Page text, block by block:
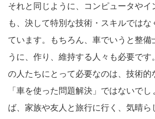
それと同じように、コンピュータやイ
も、決して特別な技術・スキルではな
ています。もちろん、車でいうと整備
うに、作り、維持する人々も必要です
の人たちにとって必要なのは、技術的
「車を使った問題解決」ではないでし
ば、家族や友人と旅行に行く、気晴ら